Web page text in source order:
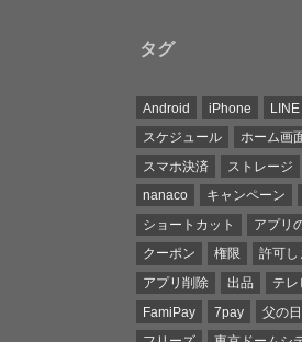
タグ
Android iPhone LINE
スケジュール
ホーム画
スマホ決済
ストレージ
nanaco
キャンペーン
ショートカット
アプリ
クーポン
権限 許可し
アプリ削除
出品 テレ
FamiPay
7pay 父の日